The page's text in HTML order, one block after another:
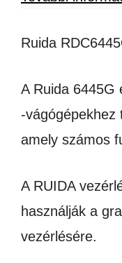
Ruida
A Ruida 6445G
-vágógépekhez
amely számos
A RUIDA
használják a
vezérlésére.